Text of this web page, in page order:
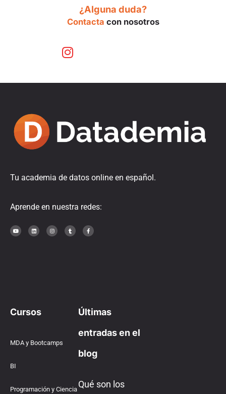
¿Alguna duda?
Contacta con nosotros
Tu academia de datos online en español.
Aprende en nuestra redes:
Cursos
MDA y Bootcamps
BI
Programación y Ciencia
Últimas
entradas en el
blog
Qué son los